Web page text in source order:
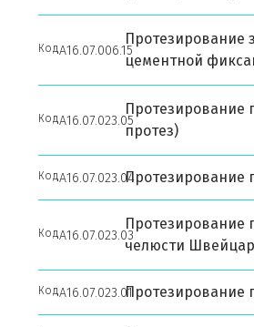
КодА16.07.006.15
Протезирование
цементной
КодА16.07.023.05
Протезирование
протез)
КодА16.07.023.04Протезирование
КодА16.07.023.03
Протезирование
челюсти
КодА16.07.023.01Протезирование